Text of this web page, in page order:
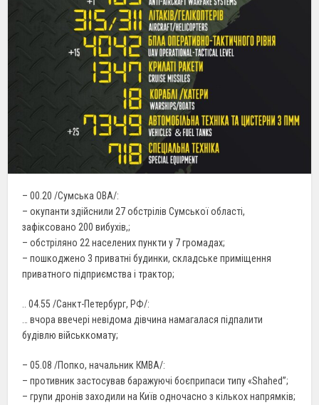
– 00.20 /Сумська ОВА/:
– окупанти здійснили 27 обстрілів Сумської області,
зафіксовано 200 вибухів,;
– обстріляно 22 населених пункти у 7 громадах;
– пошкоджено 3 приватні будинки, складське приміщення
приватного підприємства і трактор;
.. 04.55 /Санкт-Петербург, РФ/:
… вчора ввечері невідома дівчина намагалася підпалити
будівлю військкомату;
– 05.08 /Попко, начальник КМВА/:
– противник застосував баражуючі боєприпаси типу «Shahed”;
– групи дронів заходили на Київ одночасно з кількох напрямків;